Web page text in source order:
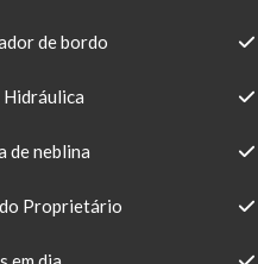
de bordo
de neblina
Proprietário